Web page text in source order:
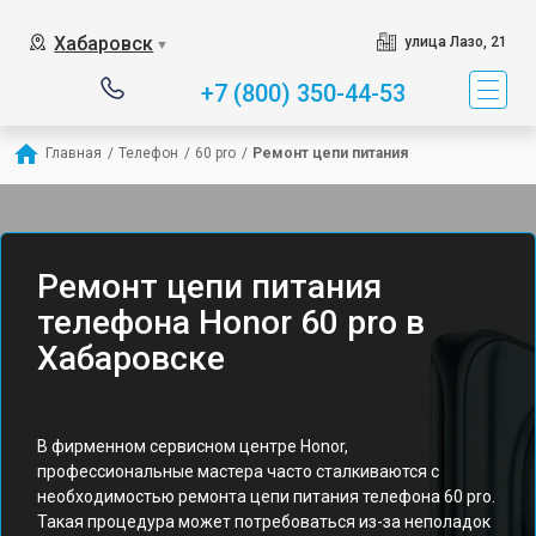
Хабаровск ▼ улица Лазо, 21
+7 (800) 350-44-53
Главная / Телефон / 60 pro / Ремонт цепи питания
Ремонт цепи питания
телефона Honor 60 pro в
Хабаровске
В фирменном сервисном центре Honor,
профессиональные мастера часто сталкиваются с
необходимостью ремонта цепи питания телефона 60 pro.
Такая процедура может потребоваться из-за неполадок